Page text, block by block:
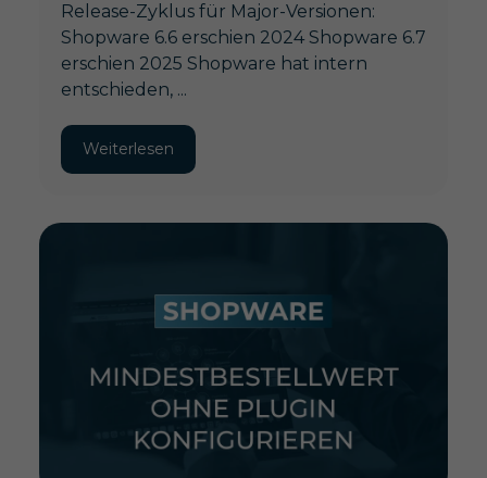
Release-Zyklus für Major-Versionen:
Shopware 6.6 erschien 2024 Shopware 6.7
erschien 2025 Shopware hat intern
entschieden, ...
Weiterlesen